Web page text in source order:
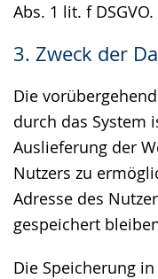
Abs. 1 lit. f DSGVO.
3. Zweck der
Die
durch das System
Auslieferung der
Nutzers zu
Adresse des
gespeichert
Die Speicherung